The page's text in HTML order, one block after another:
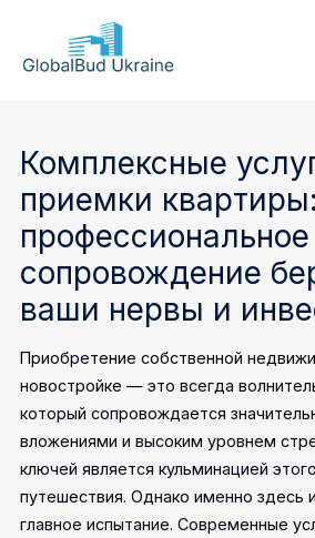
GLOBALBUD
Комплексные
приемки
профессиональное
сопровождение
ваши нервы и
Приобретение собственной
новостройке — это всегда
который сопровождается
вложениями и высоким уровнем
ключей является кульминацией
путешествия. Однако именно здесь
главное испытание. Современные